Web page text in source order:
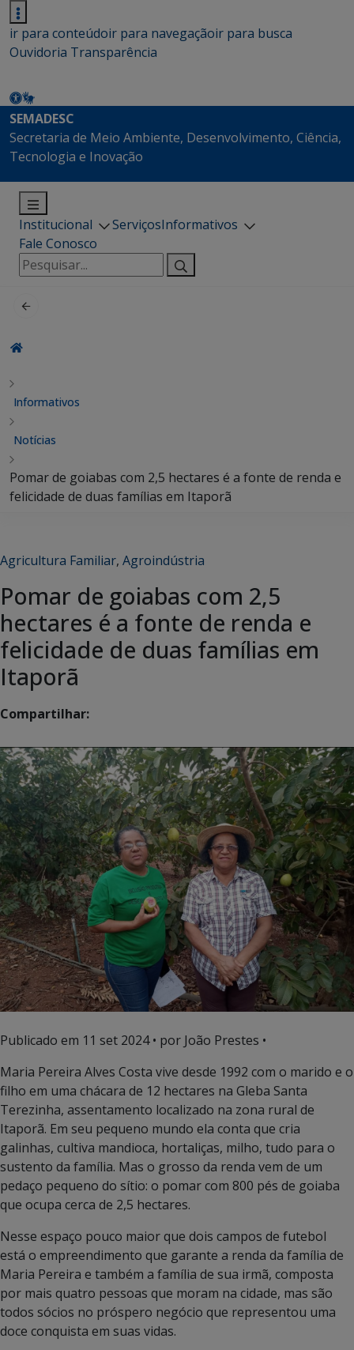
ir para conteúdoir para navegaçãoir para busca
Ouvidoria Transparência
SEMADESC
Secretaria de Meio Ambiente, Desenvolvimento, Ciência,
Tecnologia e Inovação
Institucional ServiçosInformativos
Fale Conosco
Pesquisar
por:
Informativos
Notícias
Pomar de goiabas com 2,5 hectares é a fonte de renda e
felicidade de duas famílias em Itaporã
Agricultura Familiar, Agroindústria
Pomar de goiabas com 2,5
hectares é a fonte de renda e
felicidade de duas famílias em
Itaporã
Compartilhar:
Publicado em 11 set 2024• por João Prestes •
Maria Pereira Alves Costa vive desde 1992 com o marido e o
filho em uma chácara de 12 hectares na Gleba Santa
Terezinha, assentamento localizado na zona rural de
Itaporã. Em seu pequeno mundo ela conta que cria
galinhas, cultiva mandioca, hortaliças, milho, tudo para o
sustento da família. Mas o grosso da renda vem de um
pedaço pequeno do sítio: o pomar com 800 pés de goiaba
que ocupa cerca de 2,5 hectares.
Nesse espaço pouco maior que dois campos de futebol
está o empreendimento que garante a renda da família de
Maria Pereira e também a família de sua irmã, composta
por mais quatro pessoas que moram na cidade, mas são
todos sócios no próspero negócio que representou uma
doce conquista em suas vidas.